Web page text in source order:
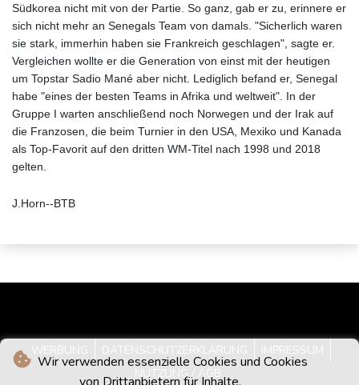
Wir verwenden essenzielle Cookies und Cookies
Südkorea nicht mit von der Partie. So ganz, gab er zu, erinnere er
sich nicht mehr an Senegals Team von damals. "Sicherlich waren
sie stark, immerhin haben sie Frankreich geschlagen", sagte er.
Vergleichen wollte er die Generation von einst mit der heutigen
um Topstar Sadio Mané aber nicht. Lediglich befand er, Senegal
habe "eines der besten Teams in Afrika und weltweit". In der
Gruppe I warten anschließend noch Norwegen und der Irak auf
die Franzosen, die beim Turnier in den USA, Mexiko und Kanada
als Top-Favorit auf den dritten WM-Titel nach 1998 und 2018
gelten.
J.Horn--BTB
WERBUNG DATENSCHUTZERKLÄRUNG
IMPRESSUM
NUTZUNG / AGB